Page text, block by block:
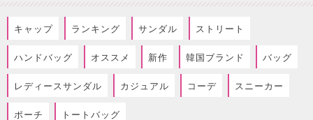
キャップ ランキング サンダル ストリート
ハンドバッグ オススメ 新作 韓国ブランド バッグ
レディースサンダル カジュアル コーデ スニーカー
ポーチ トートバッグ